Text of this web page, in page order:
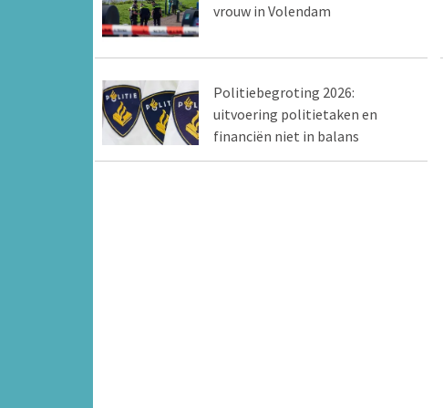
vrouw in Volendam
Politiebegroting 2026:
uitvoering politietaken en
financiën niet in balans